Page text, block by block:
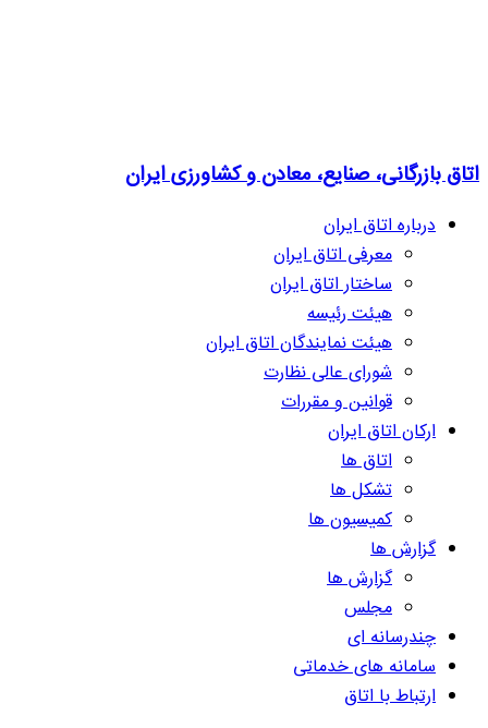
اتاق بازرگانی، صنایع، معادن و کشاورزی ایران
درباره اتاق ایران
معرفی اتاق ایران
ساختار اتاق ایران
هیئت رئیسه
هیئت نمایندگان اتاق ایران
شورای عالی نظارت
قوانین و مقررات
ارکان اتاق ایران
اتاق ها
تشکل ها
کمیسیون ها
گزارش ها
گزارش ها
مجلس
چندرسانه ای
سامانه های خدماتی
ارتباط با اتاق